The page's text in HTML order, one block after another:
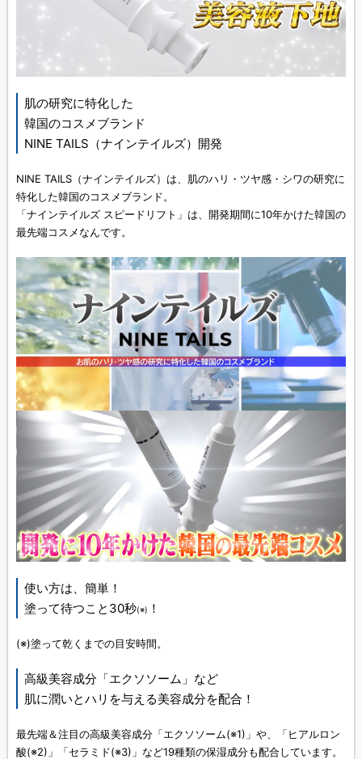
肌の研究に特化した
韓国のコスメブランド
NINE TAILS（ナインテイルズ）開発
NINE TAILS（ナインテイルズ）は、肌のハリ・ツヤ感・シワの研究に
特化した韓国のコスメブランド。
「ナインテイルズ スピードリフト」は、開発期間に10年かけた韓国の
最先端コスメなんです。
使い方は、簡単！
塗って待つこと30秒(※) ！
(※)塗って乾くまでの目安時間。
高級美容成分「エクソソーム」など
肌に潤いとハリを与える美容成分を配合！
最先端＆注目の高級美容成分「エクソソーム(※1)」や、「ヒアルロン
酸(※2)」「セラミド(※3)」など19種類の保湿成分も配合しています。